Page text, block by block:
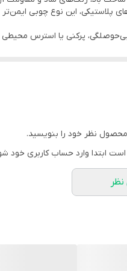
رنگی پرندگان با طراحی
به سلامت منقار، تخلیه انرژی و
پلاستیکی، این نوع چوبی
بی‌حوصلگی، پرکنی یا استرس
محصول نظر خود را بنویسید.
است ابتدا وارد حساب کاربری خود